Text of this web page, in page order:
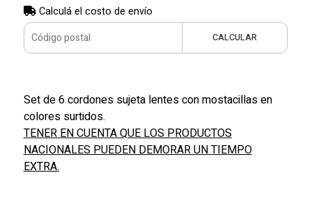
Calculá el costo de envío
CALCULAR
Set de 6 cordones sujeta lentes con mostacillas en
colores surtidos.
TENER EN CUENTA QUE LOS PRODUCTOS
NACIONALES PUEDEN DEMORAR UN TIEMPO
EXTRA.